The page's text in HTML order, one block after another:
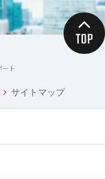
サイトマップ